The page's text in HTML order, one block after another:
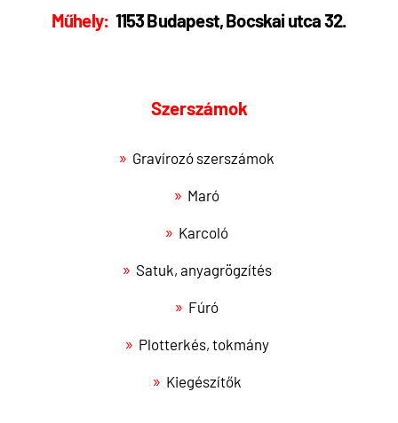
Műhely: 1153 Budapest, Bocskai utca 32.
Szerszámok
Gravírozó szerszámok
Maró
Karcoló
Satuk, anyagrögzítés
Fúró
Plotterkés, tokmány
Kiegészítők